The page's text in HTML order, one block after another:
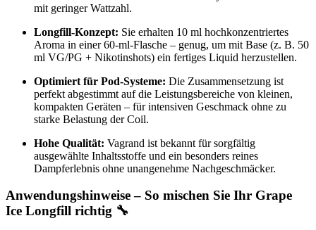
mit geringer Wattzahl.
Longfill-Konzept: Sie erhalten 10 ml hochkonzentriertes
Aroma in einer 60-ml-Flasche – genug, um mit Base (z. B. 50
ml VG/PG + Nikotinshots) ein fertiges Liquid herzustellen.
Optimiert für Pod-Systeme: Die Zusammensetzung ist
perfekt abgestimmt auf die Leistungsbereiche von kleinen,
kompakten Geräten – für intensiven Geschmack ohne zu
starke Belastung der Coil.
Hohe Qualität: Vagrand ist bekannt für sorgfältig
ausgewählte Inhaltsstoffe und ein besonders reines
Dampferlebnis ohne unangenehme Nachgeschmäcker.
Anwendungshinweise – So mischen Sie Ihr Grape
Ice Longfill richtig 🔧